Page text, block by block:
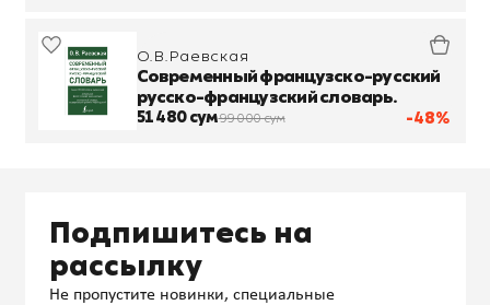
-48%
О.В.Раевская
Современный французско-русский
русско-французский словарь.
51 480 сум99 000 сум
Подпишитесь на
рассылку
Не пропустите новинки, специальные